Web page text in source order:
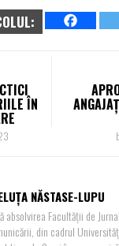
ÎN
NĂSTASE-LUPU
absolvirea Facultății de
din cadrul